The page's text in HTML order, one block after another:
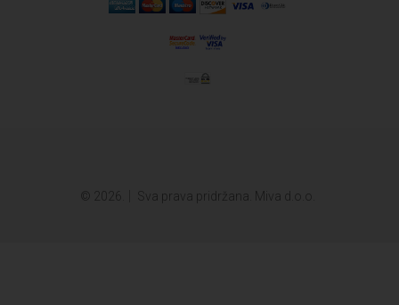
© 2026. Sva prava pridržana. Miva d.o.o.